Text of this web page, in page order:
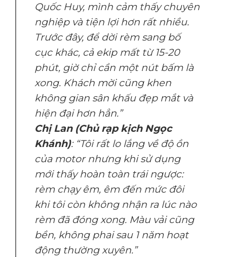
Quốc Huy, mình cảm thấy chuyên
nghiệp và tiện lợi hơn rất nhiều.
Trước đây, để dời rèm sang bố
cục khác, cả ekip mất từ 15-20
phút, giờ chỉ cần một nút bấm là
xong. Khách mời cũng khen
không gian sân khấu đẹp mắt và
hiện đại hơn hẳn.”
Chị Lan (Chủ rạp kịch Ngọc
Khánh): “Tôi rất lo lắng về độ ồn
của motor nhưng khi sử dụng
mới thấy hoàn toàn trái ngược:
rèm chạy êm, êm đến mức đôi
khi tôi còn không nhận ra lúc nào
rèm đã đóng xong. Màu vải cũng
bền, không phai sau 1 năm hoạt
động thường xuyên.”